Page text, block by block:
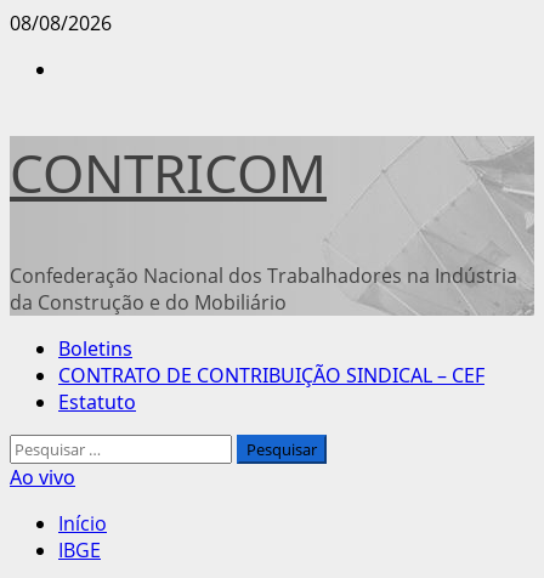
Avançar
08/08/2026
CONTRICOM
Confederação Nacional dos Trabalhadores na Indústria
da Construção e do Mobiliário
Menu
principal
Boletins
CONTRATO DE CONTRIBUIÇÃO SINDICAL – CEF
Estatuto
Pesquisar
por:
Ao vivo
Início
IBGE